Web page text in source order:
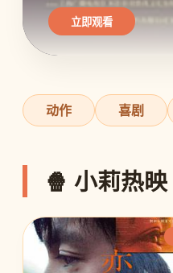
立即观看
动作 喜剧
🍿 小莉热映